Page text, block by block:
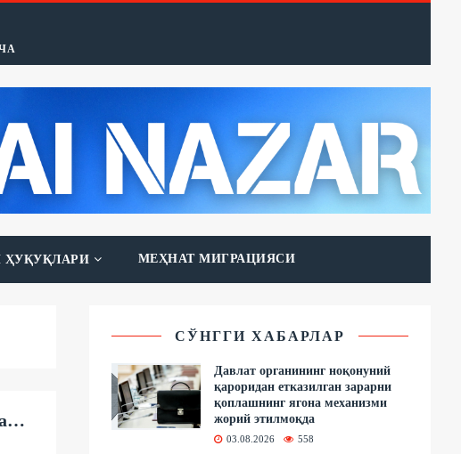
ҲУҚУҚЛАРИ МЕҲНАТ МИГРАЦИЯСИ
СЎНГГИ ХАБАРЛАР
Давлат органининг ноқонуний
қароридан етказилган зарарни
қоплашнинг ягона механизми
жорий этилмоқда
03.08.2026 558